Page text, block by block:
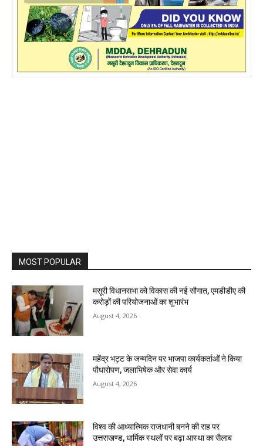
MOST POPULAR
मसूरी विधानसभा को विकास की नई सौगात, एमडीडीए की
करोड़ों की परियोजनाओं का शुभारंभ
August 4, 2026
महेंद्र भट्ट के जन्मदिन पर भाजपा कार्यकर्ताओं ने किया
पौधारोपण, जलाभिषेक और सेवा कार्य
August 4, 2026
विश्व की आध्यात्मिक राजधानी बनने की राह पर
उत्तराखण्ड, धार्मिक स्थलों पर बढ़ा आस्था का सैलाब